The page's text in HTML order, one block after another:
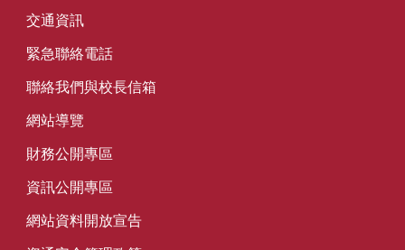
交通資訊
緊急聯絡電話
聯絡我們與校長信箱
網站導覽
財務公開專區
資訊公開專區
網站資料開放宣告